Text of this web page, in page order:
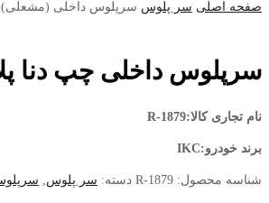
صفحه اصلی سر پلوس سرپلوس داخلی (مشعلی)
سرپلوس داخلی چپ دنا
نام تجاری کالا:R-1879
برند خودرو:IKC
شناسه محصول: R-1879 دسته: سر پلوس